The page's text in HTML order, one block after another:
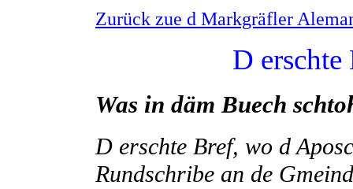
Zurück zue d Markgräfler
D
Was in däm Buech
D erschte Bref, wo d
Rundschribe an de